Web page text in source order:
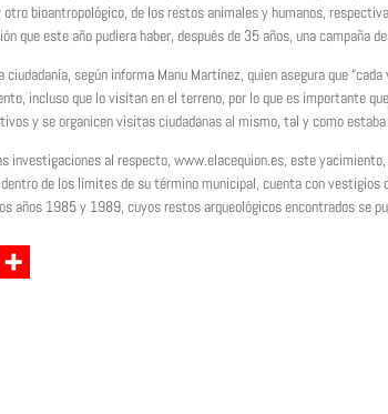
bioantropológico, de los restos animales y humanos,
que este año pudiera haber, después de 35 años, una campaña
ciudadanía, según informa Manu Martínez, quien asegura que
incluso que lo visitan en el terreno, por lo que es importante
y se organicen visitas ciudadanas al mismo, tal y como
investigaciones al respecto, www.elacequion.es, este
de los límites de su término municipal, cuenta con vestigios
años 1985 y 1989, cuyos restos arqueológicos encontrados se